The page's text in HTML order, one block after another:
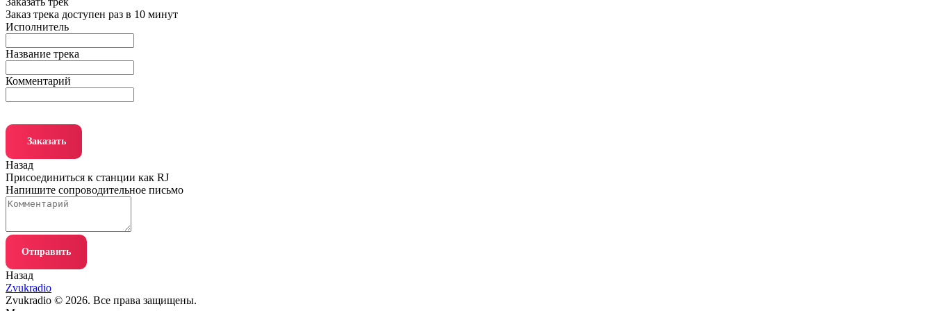
Заказ трека доступен раз в 10 минут
Исполнитель
Название трека
Комментарий
Заказать
Назад
Присоединиться к станции как RJ
Напишите сопроводительное письмо
Отправить
Назад
Zvukradio
Zvukradio © 2026. Все права защищены.